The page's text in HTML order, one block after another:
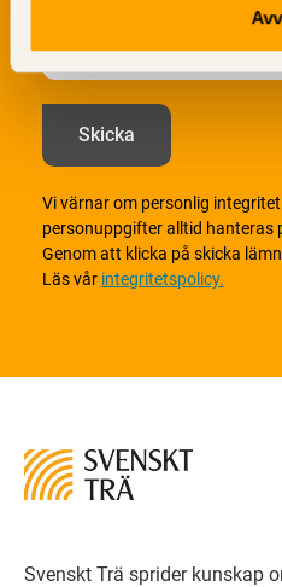
Vi värnar om personlig
personuppgifter alltid hanteras
Genom att klicka på skicka
Läs vår integritetspolicy.
Svenskt Trä sprider kunskap